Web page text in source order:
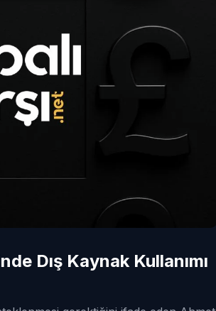
Dış Kaynak Kullanımı